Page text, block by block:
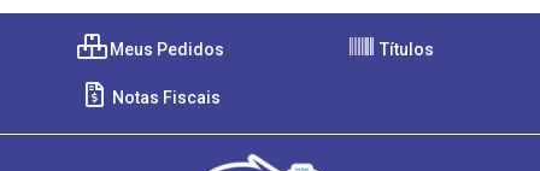
Meus Pedidos Títulos
Notas Fiscais